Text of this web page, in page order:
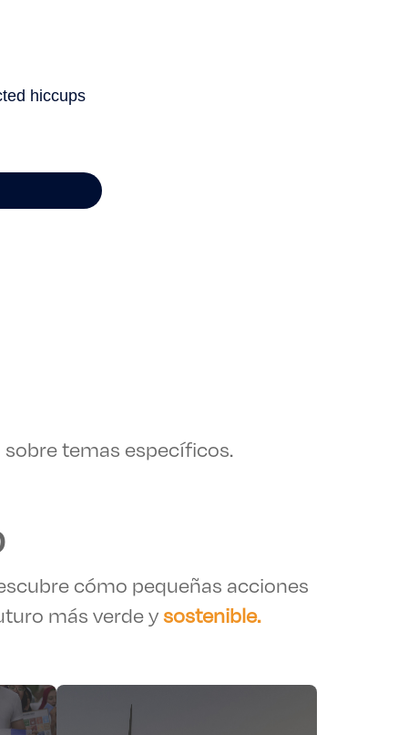
temas específicos.
cómo pequeñas acciones
más verde ysostenible.